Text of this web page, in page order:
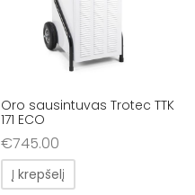
Oro sausintuvas Trotec TTK
171 ECO
€745.00
Į krepšelį